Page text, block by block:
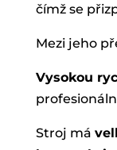
čímž se
Mezi jeho
Vysokou
Stroj má